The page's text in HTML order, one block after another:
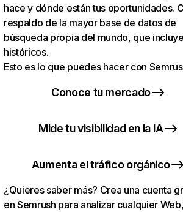
hace y dónde están tus oportunidades.
respaldo de la mayor base de datos de
búsqueda propia del mundo, que
históricos.
Esto es lo que puedes hacer con
Conoce tu mercado
Mide tu visibilidad en la IA
Aumenta el tráfico orgánico
¿Quieres saber más? Crea una cuenta
en Semrush para analizar cualquier